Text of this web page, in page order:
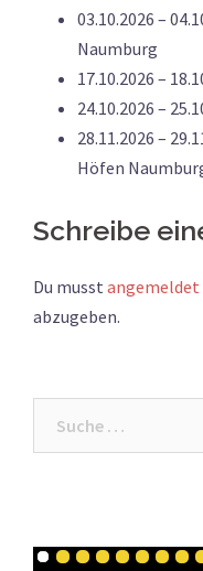
03.10.2026 –
Naumburg
17.10.2026 –
24.10.2026 –
28.11.2026 –
Höfen
Schreibe
Du musst angemeldet
abzugeben.